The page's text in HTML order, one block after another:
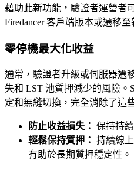
藉助此新功能，驗證者運營者
Firedancer 客戶端版本或遷移
零停機最大化收益
通常，驗證者升級或伺服器遷
失和 LST 池質押減少的風險
定和無縫切換，完全消除了這
防止收益損失： 保持持
輕鬆保持質押： 持續線
有助於長期質押穩定性。